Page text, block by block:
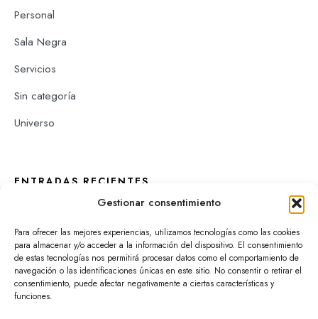
Gestionar consentimiento
Para ofrecer las mejores experiencias, utilizamos tecnologías como las cookies
para almacenar y/o acceder a la información del dispositivo. El consentimiento
de estas tecnologías nos permitirá procesar datos como el comportamiento de
navegación o las identificaciones únicas en este sitio. No consentir o retirar el
consentimiento, puede afectar negativamente a ciertas características y
funciones.
Personal
Sala Negra
Servicios
Sin categoría
Universo
ENTRADAS RECIENTES
Así fue la temporada 2025 2026
De Logroño a Madrid y de vuelta
Hermanas Castillejos y Cambiaremos pañales según el BOE:
así empezó el Festival de Comedia